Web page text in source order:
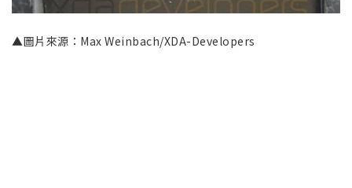
▲圖片來源：Max Weinbach/XDA-Developers